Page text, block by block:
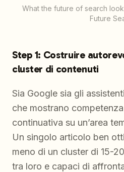
What the future of search
Future
Step 1: Costruire
cluster di contenuti
Sia Google sia gli
che mostrano
continuativa su un’area
Un singolo articolo ben
meno di un cluster di 15-
tra loro e capaci di